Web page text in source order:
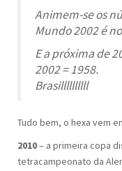
Animem-se os
Mundo 2002 é
E a próxima de
2002 = 1958.
Brasillllllllll
Tudo bem, o hexa vem
2010– a primeira copa
tetracampeonato da